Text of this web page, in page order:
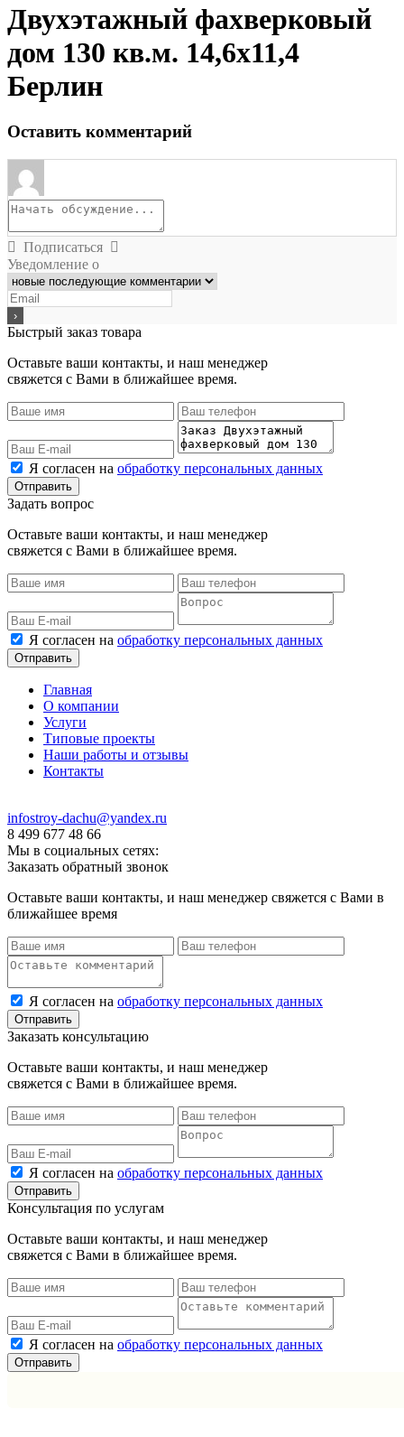
Двухэтажный фахверковый
дом 130 кв.м. 14,6х11,4
Берлин
Оставить комментарий
Подписаться
Уведомление о
Быстрый заказ товара
Оставьте ваши контакты, и наш менеджер
свяжется с Вами в ближайшее время.
Я согласен на обработку персональных данных
Задать вопрос
Оставьте ваши контакты, и наш менеджер
свяжется с Вами в ближайшее время.
Я согласен на обработку персональных данных
Главная
О компании
Услуги
Типовые проекты
Наши работы и отзывы
Контакты
infostroy-dachu@yandex.ru
8 499 677 48 66
Мы в социальных сетях:
Заказать обратный звонок
Оставьте ваши контакты, и наш менеджер свяжется с Вами в
ближайшее время
Я согласен на обработку персональных данных
Заказать консультацию
Оставьте ваши контакты, и наш менеджер
свяжется с Вами в ближайшее время.
Я согласен на обработку персональных данных
Консультация по услугам
Оставьте ваши контакты, и наш менеджер
свяжется с Вами в ближайшее время.
Я согласен на обработку персональных данных